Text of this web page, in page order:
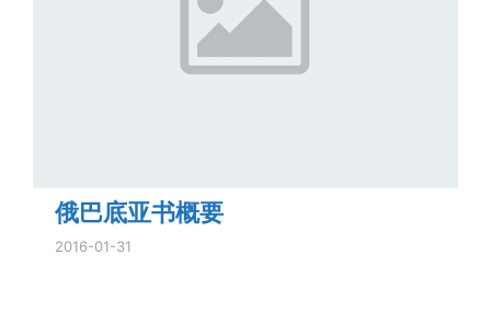
俄巴底亚书概要
2016-01-31